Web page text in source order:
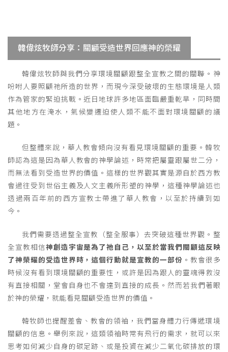
韓偉炫牧師分享：關顧受造世界回應神的榮耀
韓偉炫牧師與我們分享環境關顧跟整全宣教之間的關聯。神
吩咐人要照顧祂所造的世界，而現今深受破壞的生態環境是人類
作為管家的緊迫挑戰。近日地球許多地區面臨嚴重乾旱，同時間
其他地方在淹水，氣候變遷迫使人類不能不面對環境關顧的議
題。
但整體來說，華人教會傾向沒有看見環境關顧的重要。韓牧
師認為這是因為華人教會的神學論述，時常把屬靈跟屬世二分，
而無法看到受造世界的價值。這樣的世界觀其實是源自於西方教
會過往受到世俗主義及人文主義所形塑的神學，這種神學論述也
透過兩百年前的西方宣教士帶進了華人教會，以至於持續到如
今。
我們需要透過整全宣教（整全服事）去突破這種世界觀。整
全宣教相信神創造宇宙是為了祂自己，以至於當我們關顧這反映
了神榮耀的受造世界時，這個行動就是宣教的一部份 。教會很多
時候沒有看到環境關顧的重要性，或許是因為跟人的靈魂得救沒
有直接相關，堂會自身也不會達到直接的成長。然而若我們著眼
於神的榮耀，就能看見關顧受造世界的價值。
韓牧師也提醒差會、教會的領袖，我們當身體力行傳遞環境
關顧的信息。舉例來說，這類領袖時常有飛行的需求，就可以來
思考如何減少自身的碳足跡、或是投資在減少二氧化碳排放的環